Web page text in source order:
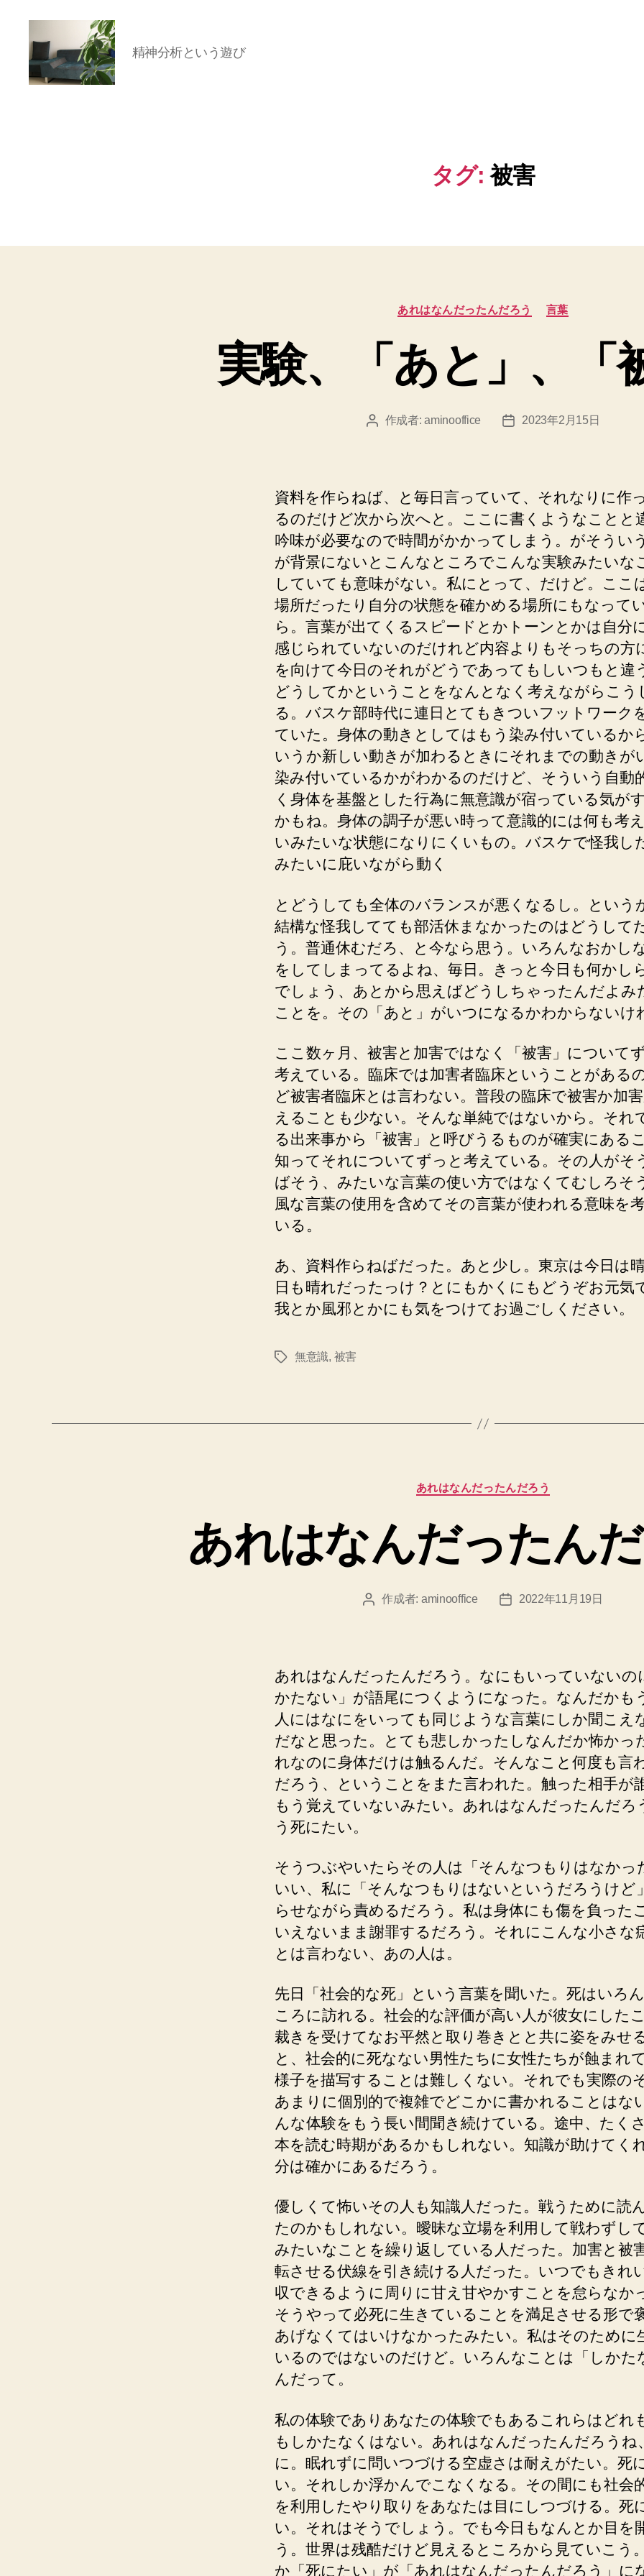
の
精神分析という遊び
タグ: 被害
カ
テ
あれはなんだったんだろう 言葉
実験、「あと」、「
投 作成者:aminooffice
投
2023年2月15日
資料を作らねば、と毎日言っていて、それなりに作
るのだけど次から次へと。ここに書くようなことと
吟味が必要なので時間がかかってしまう。がそうい
が背景にないとこんなところでこんな実験みたいな
していても意味がない。私にとって、だけど。ここ
場所だったり自分の状態を確かめる場所にもなって
ら。言葉が出てくるスピードとかトーンとかは自分
感じられていないのだけれど内容よりもそっちの方
を向けて今日のそれがどうであってもしいつもと違
どうしてかということをなんとなく考えながらこう
る。バスケ部時代に連日とてもきついフットワーク
ていた。身体の動きとしてはもう染み付いているか
いうか新しい動きが加わるときにそれまでの動きが
染み付いているかがわかるのだけど、そういう自動
く身体を基盤とした行為に無意識が宿っている気が
かもね。身体の調子が悪い時って意識的には何も考
いみたいな状態になりにくいもの。バスケで怪我し
みたいに庇いながら動く
とどうしても全体のバランスが悪くなるし。という
結構な怪我してても部活休まなかったのはどうして
う。普通休むだろ、と今なら思う。いろんなおかし
をしてしまってるよね、毎日。きっと今日も何かし
でしょう、あとから思えばどうしちゃったんだよみ
ことを。その「あと」がいつになるかわからないけ
ここ数ヶ月、被害と加害ではなく「被害」について
考えている。臨床では加害者臨床ということがある
ど被害者臨床とは言わない。普段の臨床で被害か加
えることも少ない。そんな単純ではないから。それ
る出来事から「被害」と呼びうるものが確実にある
知ってそれについてずっと考えている。その人がそ
ばそう、みたいな言葉の使い方ではなくてむしろそ
風な言葉の使用を含めてその言葉が使われる意味を
いる。
あ、資料作らねばだった。あと少し。東京は今日は
日も晴れだったっけ？とにもかくにもどうぞお元気
我とか風邪とかにも気をつけてお過ごしください。
タ
無意識, 被害
カ
テ
ー
あれはなんだったんだろう
あれはなんだったん
投 作成者: aminooffice
投
2022年11月19日
あれはなんだったんだろう。なにもいっていないの
かたない」が語尾につくようになった。なんだかも
人にはなにをいっても同じような言葉にしか聞こえ
だなと思った。とても悲しかったしなんだか怖かっ
れなのに身体だけは触るんだ。そんなこと何度も言
だろう、ということをまた言われた。触った相手が
もう覚えていないみたい。あれはなんだったんだろ
う死にたい。
そうつぶやいたらその人は「そんなつもりはなかっ
いい、私に「そんなつもりはないというだろうけど
らせながら責めるだろう。私は身体にも傷を負った
いえないまま謝罪するだろう。それにこんな小さな
とは言わない、あの人は。
先日「社会的な死」という言葉を聞いた。死はいろ
ころに訪れる。社会的な評価が高い人が彼女にした
裁きを受けてなお平然と取り巻きとと共に姿をみせ
と、社会的に死なない男性たちに女性たちが蝕まれ
様子を描写することは難しくない。それでも実際の
あまりに個別的で複雑でどこかに書かれることはな
んな体験をもう長い間聞き続けている。途中、たく
本を読む時期があるかもしれない。知識が助けてく
分は確かにあるだろう。
優しくて怖いその人も知識人だった。戦うために読
たのかもしれない。曖昧な立場を利用して戦わずし
みたいなことを繰り返している人だった。加害と被
転させる伏線を引き続ける人だった。いつでもきれ
収できるように周りに甘え甘やかすことを怠らなか
そうやって必死に生きていることを満足させる形で
あげなくてはいけなかったみたい。私はそのために
いるのではないのだけど。いろんなことは「しかた
んだって。
私の体験でありあなたの体験でもあるこれらはどれ
もしかたなくはない。あれはなんだったんだろうね
に。眠れずに問いつづける空虚さは耐えがたい。死
い。それしか浮かんでこなくなる。その間にも社会
を利用したやり取りをあなたは目にしつづける。死
い。それはそうでしょう。でも今日もなんとか目を
う。世界は残酷だけど見えるところから見ていこう
か「死にたい」が「あれはなんだったんだろう」に